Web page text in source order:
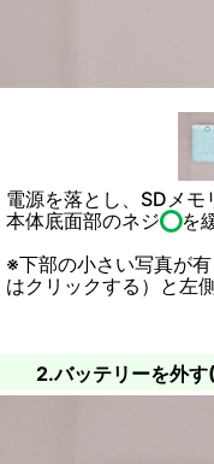
電源を落とし、SDメモ
本体底面部のネジ
を
※下部の小さい写真が
はクリックする）と左
2.バッテリーを外